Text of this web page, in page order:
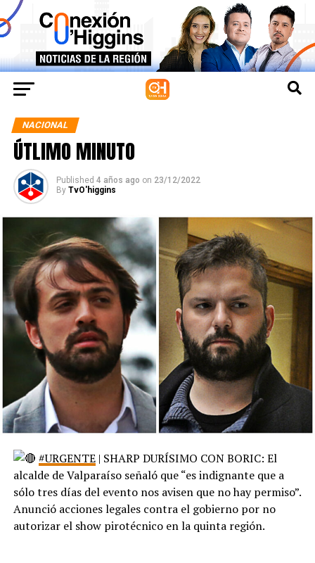
NACIONAL
ÚTLIMO MINUTO
Published 4 años ago on 23/12/2022
By TvO'higgins
#URGENTE| SHARP DURÍSIMO CON BORIC: El
alcalde de Valparaíso señaló que “es indignante que a
sólo tres días del evento nos avisen que no hay permiso”.
Anunció acciones legales contra el gobierno por no
autorizar el show pirotécnico en la quinta región.